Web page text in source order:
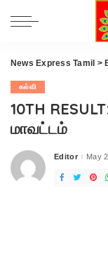
News Express Tamil >
கல்வி
10TH
மாவட்டம்
Posted
Editor May